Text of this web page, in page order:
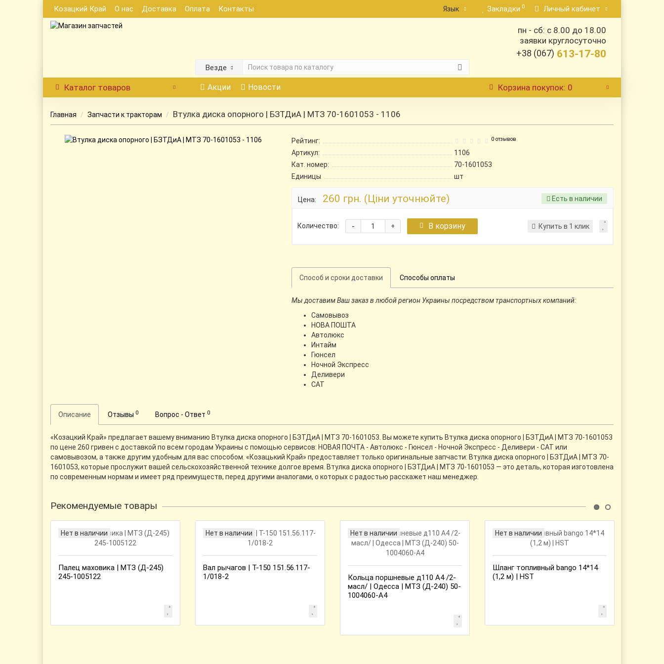
Козацкий Край О нас Доставка Оплата Контакты Язык Закладки 0 Личный кабинет
Везде
пн - сб: с 8.00 до 18.00
заявки круглосуточно
+38 (067) 613-17-80
Каталог товаров Акции Новости Корзинапокупок: 0
Главная Запчасти к тракторам Втулка диска опорного | БЗТДиА | МТЗ 70-1601053 - 1106
Рейтинг: 0 отзывов
Артикул:
1106
Кат. номер:
70-1601053
Единицы
шт
Цена: 260 грн. (Ціни уточнюйте) Есть в наличии
Количество: +
- В корзину Купить в 1 клик
Способ и сроки доставки Способы оплаты
Мы доставим Ваш заказ в любой регион Украины посредством транспортных компаний:
Самовывоз
НОВА ПОШТА
Автолюкс
Интайм
Гюнсел
Ночной Экспресс
Деливери
CАТ
Описание Отзывы 0 Вопрос - Ответ 0
«Козацкий Край» предлагает вашему вниманию Втулка диска опорного | БЗТДиА | МТЗ 70-1601053. Вы можете купить Втулка диска опорного | БЗТДиА | МТЗ 70-1601053
по цене 260 гривен с доставкой по всем городам Украины с помощью сервисов: НОВАЯ ПОЧТА - Автолюкс - Гюнсел - Ночной Экспресс - Деливери - CАТ или
самовывозом, а также другим удобным для вас способом. «Козацький Край» предоставляет только оригинальные запчасти: Втулка диска опорного | БЗТДиА | МТЗ 70-
1601053, которые прослужит вашей сельскохозяйственной технике долгое время. Втулка диска опорного | БЗТДиА | МТЗ 70-1601053 — это деталь, которая изготовлена
по современным нормам и имеет ряд преимуществ, перед другими аналогами, о которых с радостью расскажет наш менеджер.
Рекомендуемые товары
Нет в наличии
Палец маховика | МТЗ (Д-245)
245-1005122
Нет в наличии
Вал рычагов | Т-150 151.56.117-
1/018-2
Нет в наличии
Кольца поршневые д110 А4 /2-
масл/ | Одесса | МТЗ (Д-240) 50-
1004060-А4
Нет в наличии
Шланг топливный bango 14*14
(1,2 м) | HST